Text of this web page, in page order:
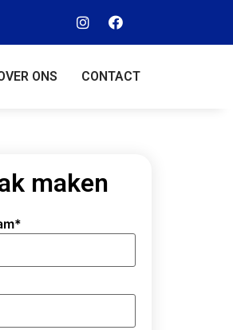
ONS CONTACT
maken
*